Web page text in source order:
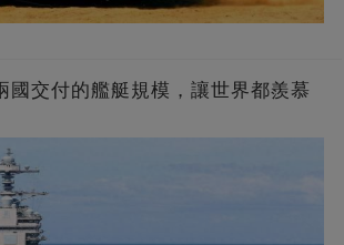
國交付的艦艇規模，讓世界都羨慕